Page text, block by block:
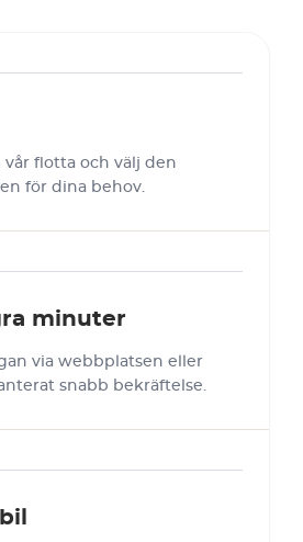
vår flotta och välj den
för dina behov.
minuter
via webbplatsen eller
snabb bekräftelse.